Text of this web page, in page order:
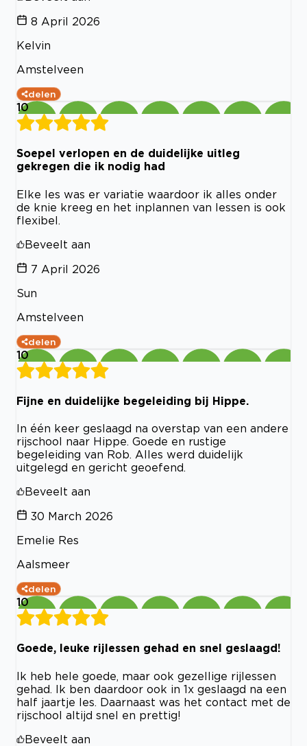
8 April 2026
Kelvin
Amstelveen
delen
10
Soepel verlopen en de duidelijke uitleg
gekregen die ik nodig had
Elke les was er variatie waardoor ik alles onder
de knie kreeg en het inplannen van lessen is ook
flexibel.
Beveelt aan
7 April 2026
Sun
Amstelveen
delen
10
Fijne en duidelijke begeleiding bij Hippe.
In één keer geslaagd na overstap van een andere
rijschool naar Hippe. Goede en rustige
begeleiding van Rob. Alles werd duidelijk
uitgelegd en gericht geoefend.
Beveelt aan
30 March 2026
Emelie Res
Aalsmeer
delen
10
Goede, leuke rijlessen gehad en snel geslaagd!
Ik heb hele goede, maar ook gezellige rijlessen
gehad. Ik ben daardoor ook in 1x geslaagd na een
half jaartje les. Daarnaast was het contact met de
rijschool altijd snel en prettig!
Beveelt aan